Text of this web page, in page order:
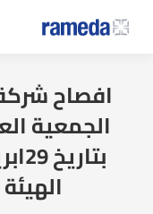
افصاح
الجمعية